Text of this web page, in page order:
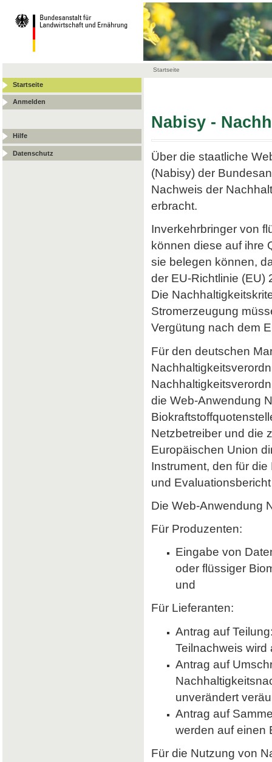
Startseite
Startseite
Anmelden
Hilfe
Datenschutz
Nabisy -
Über die staatliche
(Nabisy) der
Nachweis der
erbracht.
Inverkehrbringer von
können diese auf ihre
sie belegen können,
der EU-Richtlinie (EU)
Die
Stromerzeugung
Vergütung nach dem
Für den deutschen
die Web-Anwendung
Netzbetreiber und die
Europäischen Union
Instrument, den für
und
Die Web-Anwendung
Für Produzenten:
Eingabe von
oder flüssiger
und
Für Lieferanten:
Antrag auf
Teilnachweis wird
Antrag auf
unverändert
Antrag auf
werden auf einen
Für die Nutzung von